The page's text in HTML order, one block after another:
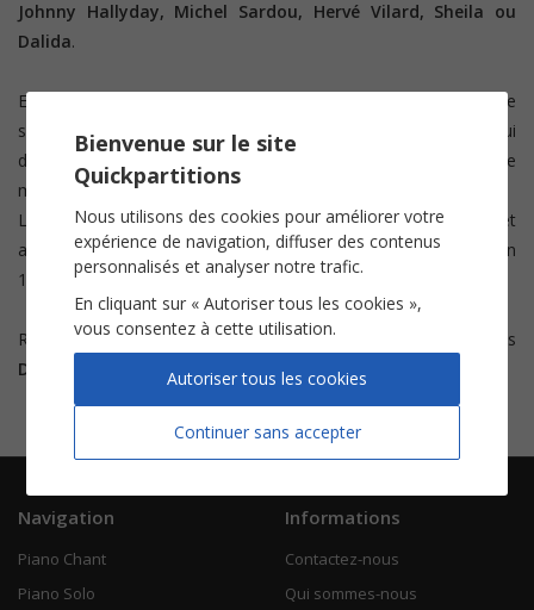
Johnny Hallyday, Michel Sardou, Hervé Vilard, Sheila ou
Dalida.
En 1983 parait
, son plus gros succès en Italie comme
sur la scène internationale. En près de 50 ans de carrière on lui
dénombre environs 95 millions de disques vendus à travers le
monde.
Le chanteur participe aussi au concours de l' Eurovision
et
atteint la première place du classement avec le titreInsieme
en
1992.
Retrouvez les partitions de deux de ses plus grands succès
Donna Donna Mia
et L'italiano
Navigation
Piano Chant
Piano Solo
Informations
Contactez-nous
Qui sommes-nous
Bienvenue sur le site
Quickpartitions
Nous utilisons des cookies pour améliorer votre
expérience de navigation, diffuser des contenus
personnalisés et analyser notre trafic.
En cliquant sur « Autoriser tous les cookies »,
vous consentez à cette utilisation.
Continuer sans accepter
Autoriser tous les cookies